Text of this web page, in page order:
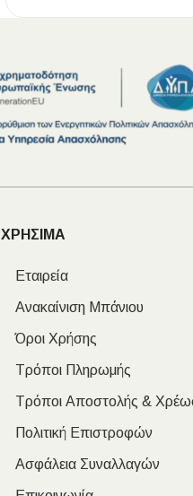
ΧΡΗΣΙΜΑ
Εταιρεία
Ανακαίνιση Μπάνιου
Όροι Χρήσης
Τρόποι Πληρωμής
Τρόποι Αποστολής &
Πολιτική Επιστροφών
Ασφάλεια Συναλλαγών